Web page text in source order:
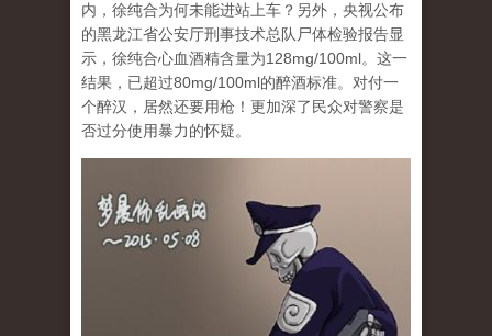
内，徐纯合为何未能进站上车？另外，央视公布
的黑龙江省公安厅刑事技术总队尸体检验报告显
示，徐纯合心血酒精含量为128mg/100ml。这一
结果，已超过80mg/100ml的醉酒标准。对付一
个醉汉，居然还要用枪！更加深了民众对警察是
否过分使用暴力的怀疑。